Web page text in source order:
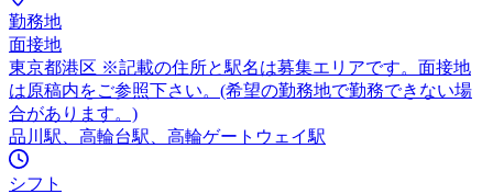
勤務地
面接地
東京都港区 ※記載の住所と駅名は募集エリアです。面接地
は原稿内をご参照下さい。(希望の勤務地で勤務できない場
合があります。)
品川駅、高輪台駅、高輪ゲートウェイ駅
シフト